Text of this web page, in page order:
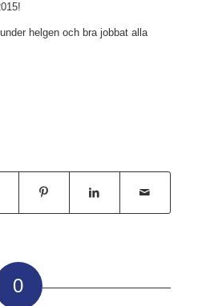
helgen och bra jobbat alla
0